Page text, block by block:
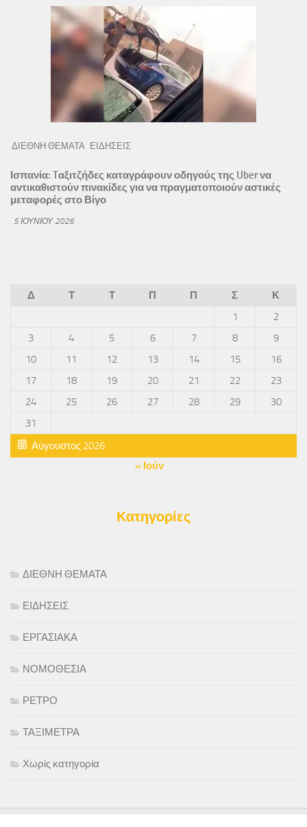
ΔΙΕΘΝΗ ΘΕΜΑΤΑ ΕΙΔΗΣΕΙΣ
Ισπανία: Tαξιτζήδες καταγράφουν οδηγούς της Uber να
αντικαθιστούν πινακίδες για να πραγματοποιούν αστικές
μεταφορές στο Βίγο
5 ΙΟΥΝΊΟΥ 2026
Αύγουστος 2026
Δ Τ Τ Π Π Σ
Κ
1
2
3
4 5 6 7 8
9
10
11 12 13 14 15
16
17
18 19 20 21 22
23
24
25 26 27 28 29
30
31
« Ιούν
Κατηγορίες
ΔΙΕΘΝΗ ΘΕΜΑΤΑ
ΕΙΔΗΣΕΙΣ
ΕΡΓΑΣΙΑΚΑ
ΝΟΜΟΘΕΣΙΑ
ΡΕΤΡΟ
ΤΑΞΙΜΕΤΡΑ
Χωρίς κατηγορία